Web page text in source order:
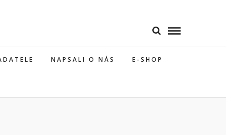
NAPSALI O NÁS E-SHOP